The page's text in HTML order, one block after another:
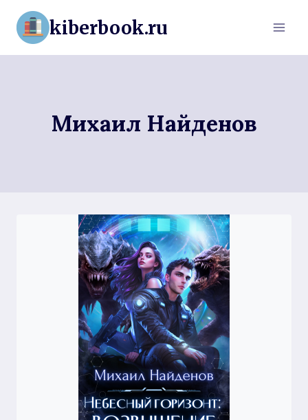
Перейти
содержимому
kiberbook.ru
Михаил Найденов